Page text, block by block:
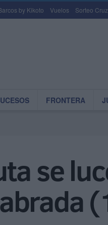
by Kikoto Vuelos Sorteo
FRONTERA
se